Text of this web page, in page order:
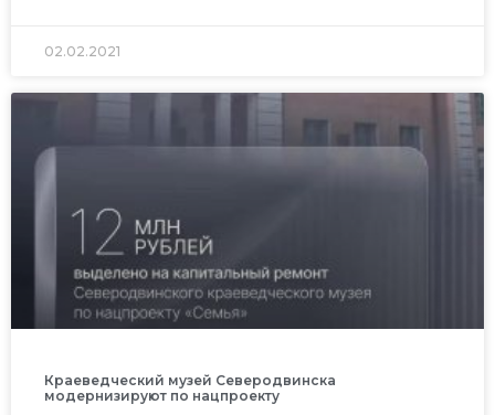
02.02.2021
Краеведческий музей Северодвинска
модернизируют по нацпроекту